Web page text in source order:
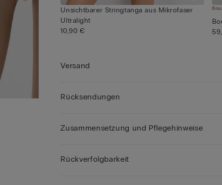
Unsichtbarer Stringtanga aus Mikrofaser
Ultralight
10,90 €
Versand
Rücksendungen
Zusammensetzung und Pflegehinweise
Rückverfolgbarkeit